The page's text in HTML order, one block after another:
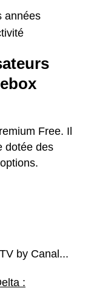
années
Free. Il
dotée des
by Canal...
: